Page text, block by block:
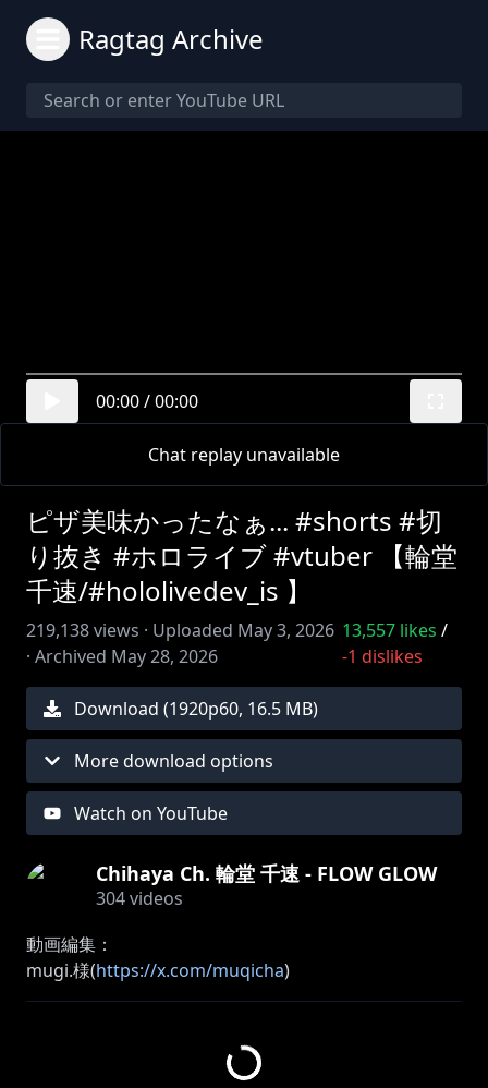
Ragtag Archive
00:00/00:00
Chat replay unavailable
ピザ美味かったなぁ... #shorts #切
り抜き #ホロライブ #vtuber 【輪堂
千速/#hololivedev_is 】
219,138views · Uploaded May 3, 2026
· Archived May 28, 2026
13,557 likes /
-1 dislikes
Download (1920p60, 16.5 MB)
More download options
Watch on YouTube
Chihaya Ch. 輪堂 千速 - FLOW GLOW
304videos
動画編集：
mugi.様(https://x.com/muqicha)
[カバー 未成年者の方々へ]で検索してお読みの上、お楽